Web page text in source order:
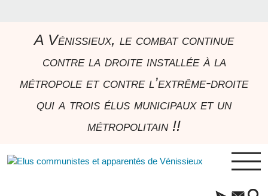
A Vénissieux, le combat continue
contre la droite installée à la
métropole et contre l’extrême-droite
qui a trois élus municipaux et un
métropolitain !!